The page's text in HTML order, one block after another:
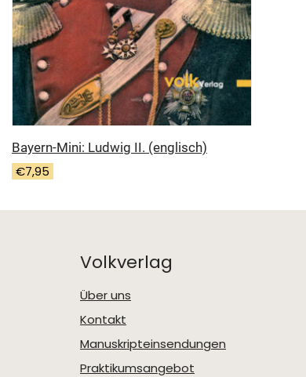
Bayern-Mini: Ludwig II. (englisch)
€7,95
Volkverlag
Über uns
Kontakt
Manuskripteinsendungen
Praktikumsangebot